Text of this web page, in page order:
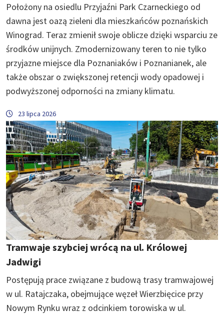
Położony na osiedlu Przyjaźni Park Czarneckiego od
dawna jest oazą zieleni dla mieszkańców poznańskich
Winograd. Teraz zmienił swoje oblicze dzięki wsparciu ze
środków unijnych. Zmodernizowany teren to nie tylko
przyjazne miejsce dla Poznaniaków i Poznanianek, ale
także obszar o zwiększonej retencji wody opadowej i
podwyższonej odporności na zmiany klimatu.
23 lipca 2026
Tramwaje szybciej wrócą na ul. Królowej
Jadwigi
Postępują prace związane z budową trasy tramwajowej
w ul. Ratajczaka, obejmujące węzeł Wierzbięcice przy
Nowym Rynku wraz z odcinkiem torowiska w ul.